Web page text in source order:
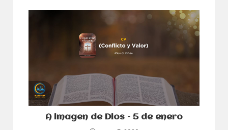
A imagen de Dios – 5 de enero